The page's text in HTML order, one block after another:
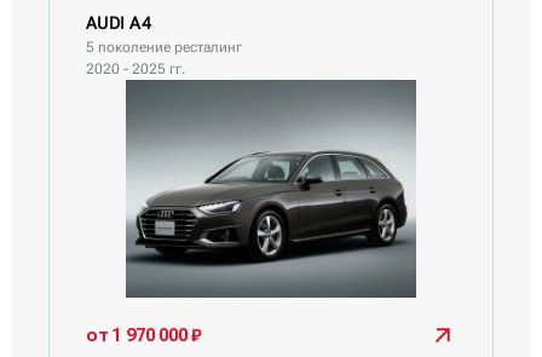
AUDI A4
5 поколение ресталинг
2020 - 2025 гг.
от 1 970 000 ₽